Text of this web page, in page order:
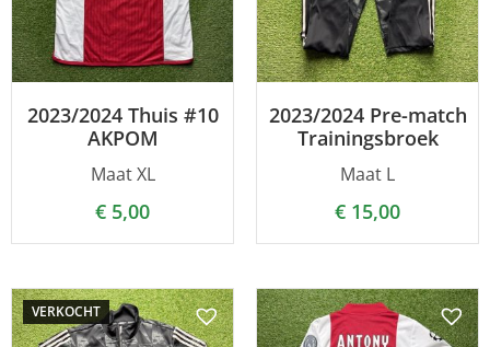
2023/2024 Thuis #10
AKPOM
Maat XL
€ 5,00
2023/2024 Pre-match
Trainingsbroek
Maat L
€ 15,00
VERKOCHT